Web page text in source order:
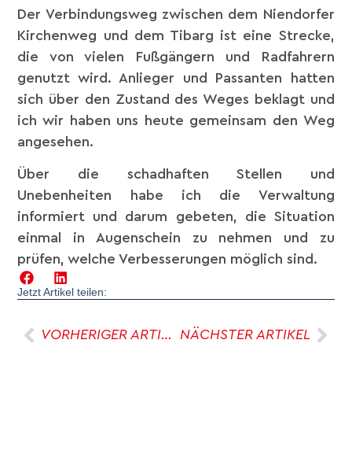
Der Verbindungsweg zwischen dem Niendorfer
Kirchenweg und dem Tibarg ist eine Strecke,
die von vielen Fußgängern und Radfahrern
genutzt wird. Anlieger und Passanten hatten
sich über den Zustand des Weges beklagt und
ich wir haben uns heute gemeinsam den Weg
angesehen.
Über die schadhaften Stellen und
Unebenheiten habe ich die Verwaltung
informiert und darum gebeten, die Situation
einmal in Augenschein zu nehmen und zu
prüfen, welche Verbesserungen möglich sind.
Jetzt Artikel teilen:
VORHERIGER ARTIKEL NÄCHSTER ARTIKEL